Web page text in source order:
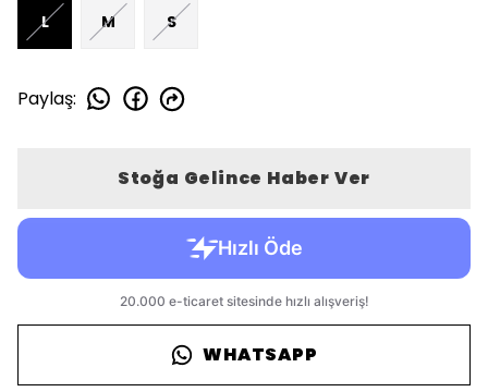
L M S
Paylaş:
Stoğa Gelince Haber Ver
WHATSAPP